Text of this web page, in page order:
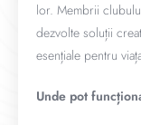
lor. Membrii
dezvolte soluții
esențiale pentru
Unde pot